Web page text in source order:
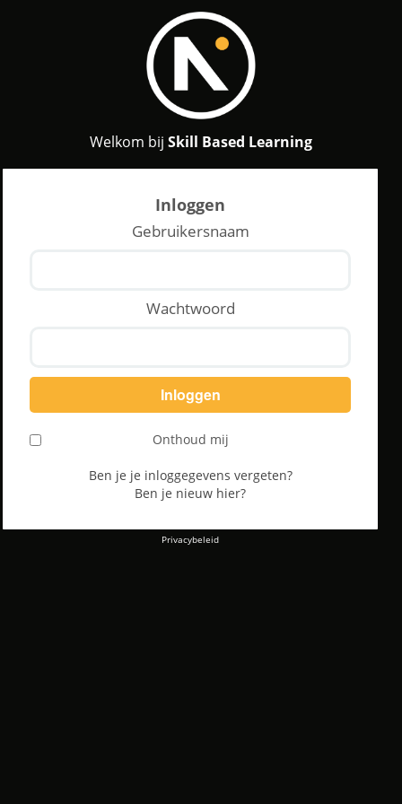
Welkom bij Skill Based Learning
Inloggen
Gebruikersnaam
Wachtwoord
Onthoud mij
Ben je je inloggegevens vergeten?
Ben je nieuw hier?
Privacybeleid